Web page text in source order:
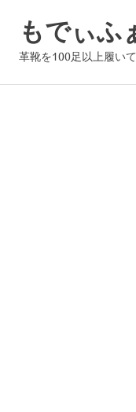
ツ
もでぃふ
革靴を100足以上履い